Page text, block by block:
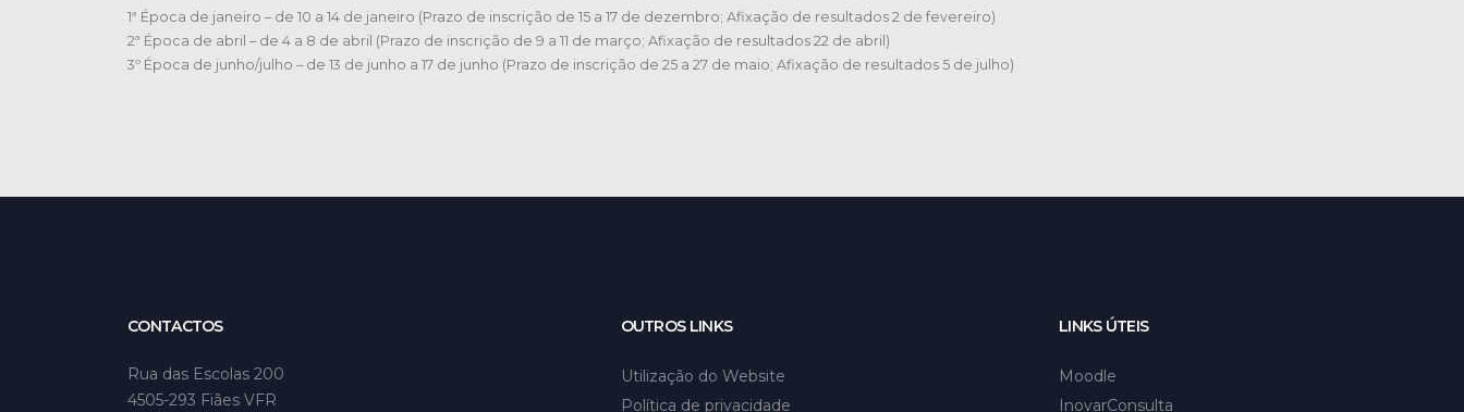
1ª Época de janeiro – de 10 a 14 de janeiro (Prazo de inscrição de 15 a 17 de dezembro; Afixação de resultados 2 de fevereiro)
2ª Época de abril – de 4 a 8 de abril (Prazo de inscrição de 9 a 11 de março; Afixação de resultados 22 de abril)
3º Época de junho/julho – de 13 de junho a 17 de junho (Prazo de inscrição de 25 a 27 de maio; Afixação de resultados 5 de julho)
CONTACTOS
Rua das Escolas 200
4505-293 Fiães VFR
OUTROS LINKS
Utilização do Website
Política de privacidade
LINKS ÚTEIS
Moodle
InovarConsulta